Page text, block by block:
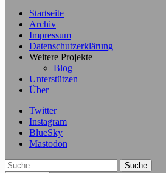
Startseite
Archiv
Impressum
Datenschutzerklärung
Weitere Projekte
Blog
Unterstützen
Über
Twitter
Instagram
BlueSky
Mastodon
Suche